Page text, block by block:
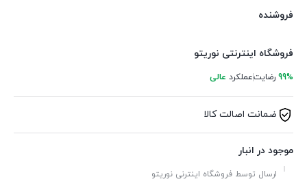
فروشنده
فروشگاه اینترنتی نوریتو
99% رضایتعملکرد عالی
ضمانت اصالت کالا
موجود در انبار
ارسال توسط فروشگاه اینترنی نوریتو